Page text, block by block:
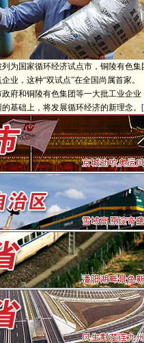
为国家循环经济试点市，铜陵有色集
企业，这种“双试点”在全国尚属首家
和铜陵有色集团等一大批工业企业
基础上，将发展循环经济的新理念。